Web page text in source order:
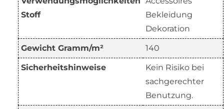
Stoff
Bekleidung
Dekoration
Gewicht Gramm/m² 140
Sicherheitshinweise
Kein Risiko bei
sachgerechter
Benutzung.